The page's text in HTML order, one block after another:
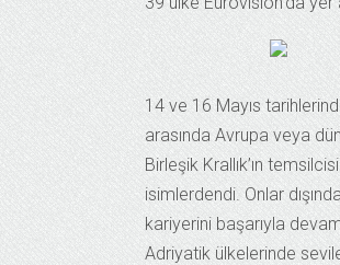
14 ve 16 Mayıs
arasında Avrupa veya
Birleşik Krallık’ın
isimlerdendi. Onlar
kariyerini başarıyla
Adriyatik ülkelerinde